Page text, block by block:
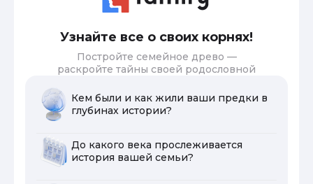
Узнайте все о своих корнях!
Постройте семейное древо —
раскройте тайны своей родословной
Кем были и как жили ваши предки в
глубинах истории?
До какого века прослеживается
история вашей семьи?